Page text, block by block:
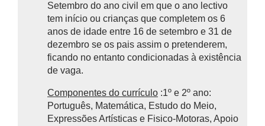
Setembro do ano civil em que o ano lectivo
tem início ou crianças que completem os 6
anos de idade entre 16 de setembro e 31 de
dezembro se os pais assim o pretenderem,
ficando no entanto condicionadas à existência
de vaga.
Componentes do currículo :1º e 2º ano:
Português, Matemática, Estudo do Meio,
Expressões Artísticas e Fisico-Motoras, Apoio